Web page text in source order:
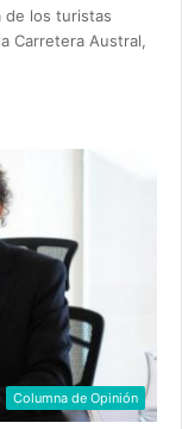
de los turistas
Carretera Austral,
Columna de Opinión